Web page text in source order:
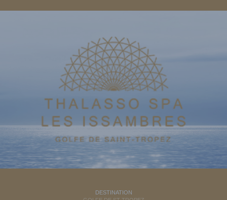
DESTINATION